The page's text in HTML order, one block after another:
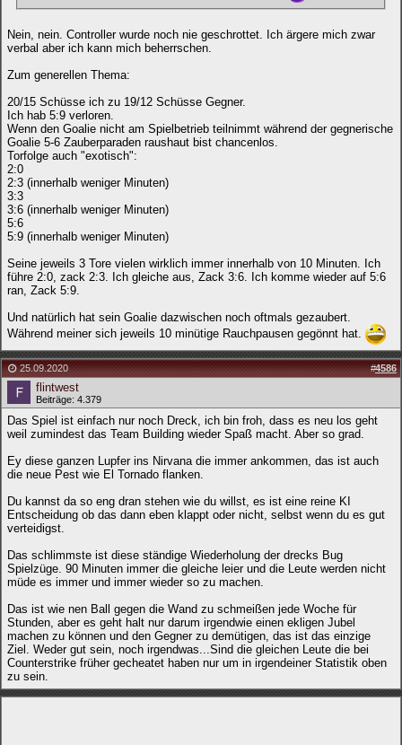
Nein, nein. Controller wurde noch nie geschrottet. Ich ärgere mich zwar
verbal aber ich kann mich beherrschen.
Zum generellen Thema:
20/15 Schüsse ich zu 19/12 Schüsse Gegner.
Ich hab 5:9 verloren.
Wenn den Goalie nicht am Spielbetrieb teilnimmt während der gegnerische
Goalie 5-6 Zauberparaden raushaut bist chancenlos.
Torfolge auch "exotisch":
2:0
2:3 (innerhalb weniger Minuten)
3:3
3:6 (innerhalb weniger Minuten)
5:6
5:9 (innerhalb weniger Minuten)
Seine jeweils 3 Tore vielen wirklich immer innerhalb von 10 Minuten. Ich
führe 2:0, zack 2:3. Ich gleiche aus, Zack 3:6. Ich komme wieder auf 5:6
ran, Zack 5:9.
Und natürlich hat sein Goalie dazwischen noch oftmals gezaubert.
Während meiner sich jeweils 10 minütige Rauchpausen gegönnt hat.
25.09.2020 #4586
flintwest
Beiträge: 4.379
Das Spiel ist einfach nur noch Dreck, ich bin froh, dass es neu los geht
weil zumindest das Team Building wieder Spaß macht. Aber so grad.
Ey diese ganzen Lupfer ins Nirvana die immer ankommen, das ist auch
die neue Pest wie El Tornado flanken.
Du kannst da so eng dran stehen wie du willst, es ist eine reine KI
Entscheidung ob das dann eben klappt oder nicht, selbst wenn du es gut
verteidigst.
Das schlimmste ist diese ständige Wiederholung der drecks Bug
Spielzüge. 90 Minuten immer die gleiche leier und die Leute werden nicht
müde es immer und immer wieder so zu machen.
Das ist wie nen Ball gegen die Wand zu schmeißen jede Woche für
Stunden, aber es geht halt nur darum irgendwie einen ekligen Jubel
machen zu können und den Gegner zu demütigen, das ist das einzige
Ziel. Weder gut sein, noch irgendwas...Sind die gleichen Leute die bei
Counterstrike früher gecheatet haben nur um in irgendeiner Statistik oben
zu sein.